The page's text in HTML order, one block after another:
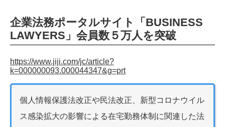
企業法務ポータルサイト「BUSINESS
LAWYERS」会員数５万人を突破
https://www.jiji.com/jc/article?
k=000000093.000044347&g=prt
個人情報保護法改正や民法改正、新型コロナウイル
ス感染拡大の影響による在宅勤務体制に関連した法